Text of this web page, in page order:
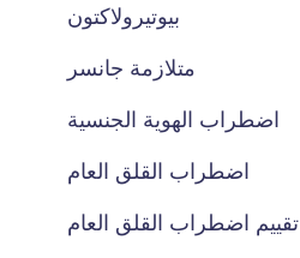
بيوتيرولاكتون
متلازمة جانسر
اضطراب الهوية الجنسية
اضطراب القلق العام
تقييم اضطراب القلق العام